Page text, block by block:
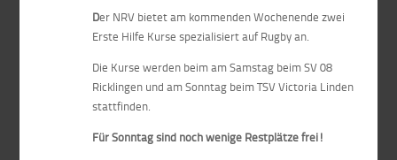
Der NRV bietet am kommenden Wochenende zwei
Erste Hilfe Kurse spezialisiert auf Rugby an.
Die Kurse werden beim am Samstag beim SV 08
Ricklingen und am Sonntag beim TSV Victoria Linden
stattfinden.
Für Sonntag sind noch wenige Restplätze frei!